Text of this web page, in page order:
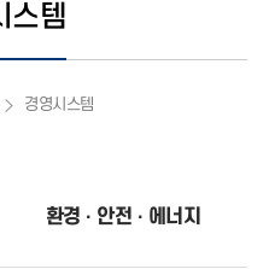
스템
경영시스템
환경 · 안전 · 에너지